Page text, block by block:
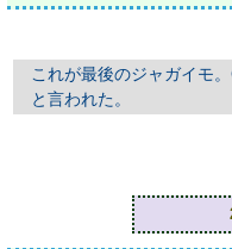
これが最後のジャガイモ
と言われた。